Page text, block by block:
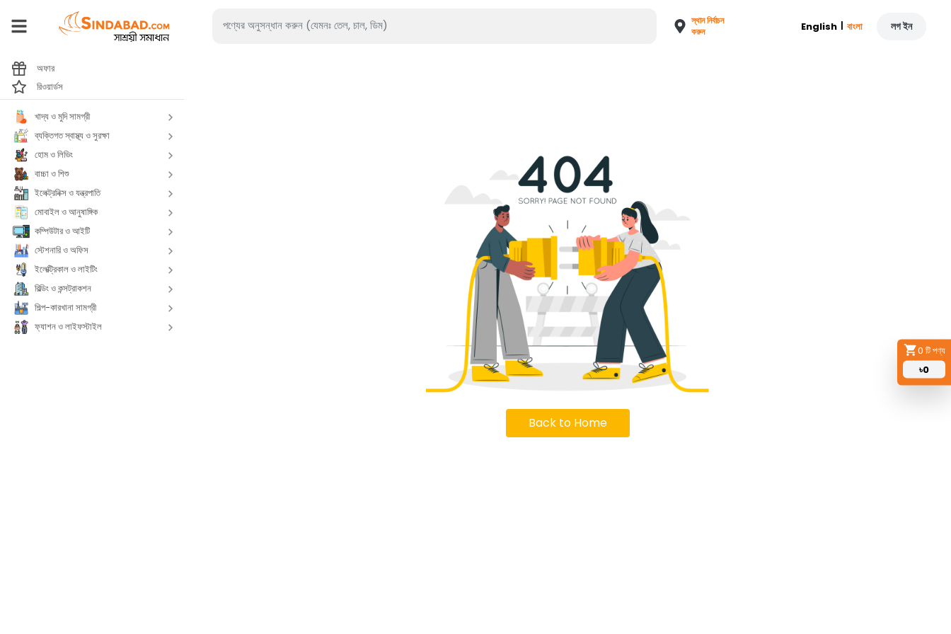
0 টি পণ্য
৳0
স্থান নির্বাচন
করুন
English | বাংলা লগ ইন
অফার
রিওয়ার্ডস
খাদ্য ও মুদি সামগ্রী
ব্যক্তিগত স্বাস্থ্য ও সুরক্ষা
হোম ও লিভিং
বাচ্চা ও শিশু
ইলেক্ট্রনিক্স ও যন্ত্রপাতি
মোবাইল ও আনুষাঙ্গিক
কম্পিউটার ও আইটি
স্টেশনারি ও অফিস
ইলেক্ট্রিকাল ও লাইটিং
বিল্ডিং ও কন্সট্রাকশন
শিল্প-কারখানা সামগ্রী
ফ্যাশন ও লাইফস্টাইল
Back to Home